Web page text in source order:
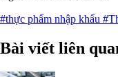
#thực phẩm nhập khẩu
Bài viết liên